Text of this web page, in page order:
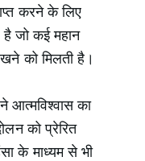
करने के लिए
है जो कई महान
को मिलती है।
आत्मविश्वास का
को प्रेरित
के माध्यम से भी